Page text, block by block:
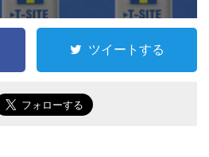
ツイートする